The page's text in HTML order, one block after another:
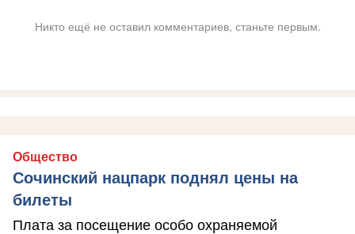
Никто ещё не оставил комментариев, станьте первым.
Общество
Сочинский нацпарк поднял цены на
билеты
Плата за посещение особо охраняемой